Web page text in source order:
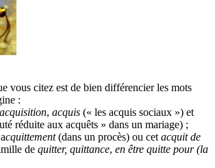
vous citez est de bien différencier les mots
:
acquisition, acquis (« les acquis sociaux ») et
réduite aux acquêts » dans un mariage) ;
cquittement(dans un procès) ou cet acquit de
de quitter, quittance, en être quitte pour (la